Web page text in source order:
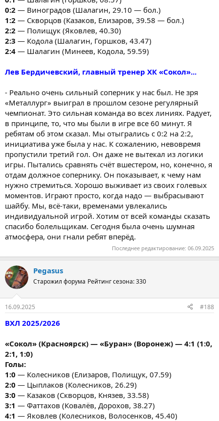
0:2 — Виноградов (Шалагин, 29.10 — бол.)
1:2 — Скворцов (Казаков, Елизаров, 39.58 — бол.)
2:2 — Полищук (Яковлев, 40.30)
2:3 — Кодола (Шалагин, Горшков, 43.47)
2:4 — Шалагин (Минеев, Кодола, 59.59)
Лев Бердичевский, главный тренер ХК «Сокол»...
- Реально очень сильный соперник у нас был. Не зря
«Металлург» выиграл в прошлом сезоне регулярный
чемпионат. Это сильная команда во всех линиях. Радует,
в принципе, то, что мы были в игре все 60 минут. Я
ребятам об этом сказал. Мы отыгрались с 0:2 на 2:2,
инициатива уже была у нас. К сожалению, невовремя
пропустили третий гол. Он даже не вытекал из логики
игры. Пытались сравнять счёт вшестером, но, конечно, я
отдам должное сопернику. Он показывает, к чему нам
нужно стремиться. Хорошо выживает из своих голевых
моментов. Играют просто, когда надо — выбрасывают
шайбу. Мы, всё-таки, временами увлекались
индивидуальной игрой. Хотим от всей команды сказать
спасибо болельщикам. Сегодня была очень шумная
атмосфера, они гнали ребят вперёд.
Последнее редактирование: 06.09.2025
Pegasus
Старожил форума Рейтинг сезона: 330
16.09.2025 #188
ВХЛ 2025/2026
«Сокол» (Красноярск) — «Буран» (Воронеж) — 4:1 (1:0,
2:1, 1:0)
Голы:
1:0 — Колесников (Елизаров, Полищук, 07.59)
2:0 — Цыплаков (Колесников, 26.29)
3:0 — Казаков (Скворцов, Князев, 33.58)
3:1 — Фаттахов (Ковалёв, Дорохов, 38.27)
4:1 — Яковлев (Колесников, Волосенков, 45.40)